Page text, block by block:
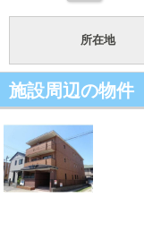
所在地
施設周辺の物件